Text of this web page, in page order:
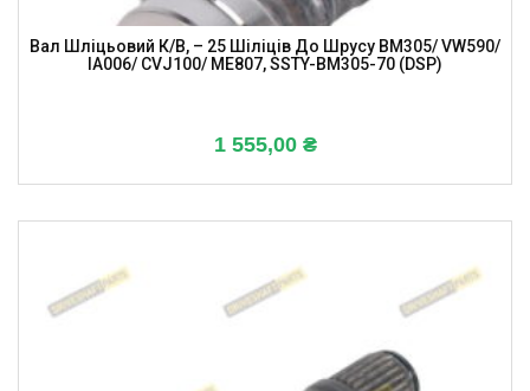
Вал Шліцьовий К/в, – 25 Шіліців До Шрусу BM305/ VW590/
IA006/ CVJ100/ ME807, SSTY-BM305-70 (DSP)
1 555,00 ₴